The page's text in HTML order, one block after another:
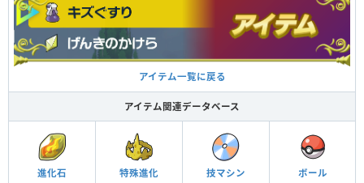
アイテム一覧に戻る
アイテム関連データベース
進化石 特殊進化 技マシン ボール